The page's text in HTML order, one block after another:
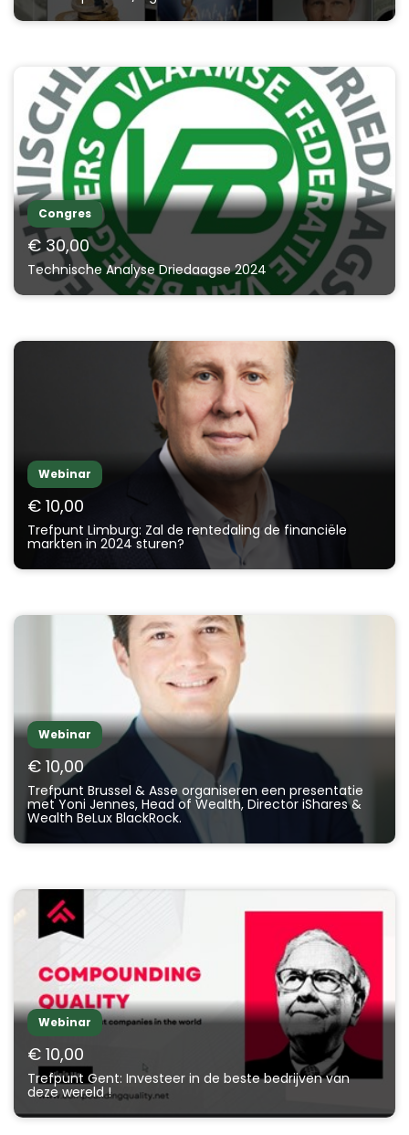
Congres
€ 30,00
Technische Analyse Driedaagse 2024
Webinar
€ 10,00
Trefpunt Limburg: Zal de rentedaling de financiële
markten in 2024 sturen?
Webinar
€ 10,00
Trefpunt Brussel & Asse organiseren een presentatie
met Yoni Jennes, Head of Wealth, Director iShares &
Wealth BeLux BlackRock.
Webinar
€ 10,00
Trefpunt Gent: Investeer in de beste bedrijven van
deze wereld !